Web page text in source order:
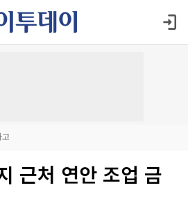
근처 연안 조업 금